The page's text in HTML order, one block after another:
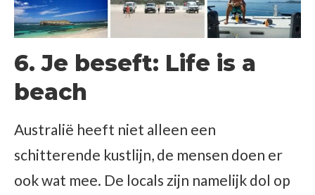
6. Je beseft: Life is a
beach
Australië heeft niet alleen een
schitterende kustlijn, de mensen doen er
ook wat mee. De locals zijn namelijk dol op